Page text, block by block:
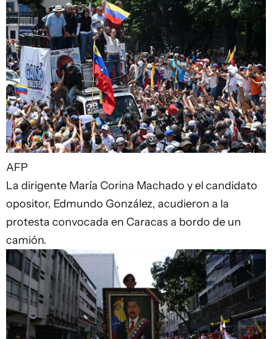
AFP
La dirigente María Corina Machado y el candidato
opositor, Edmundo González, acudieron a la
protesta convocada en Caracas a bordo de un
camión.